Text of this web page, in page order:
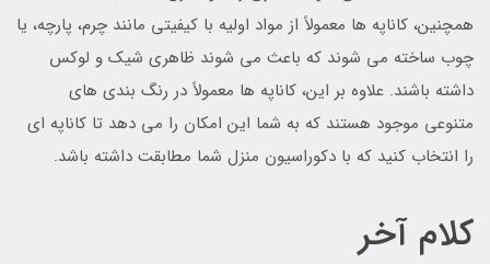
همچنین، کاناپه ها معمولاً از مواد اولیه با کیفیتی مانند چرم، پارچه، یا
چوب ساخته می شوند که باعث می شوند ظاهری شیک و لوکس
داشته باشند. علاوه بر این، کاناپه ها معمولاً در رنگ بندی های
متنوعی موجود هستند که به شما این امکان را می دهد تا کاناپه ای
را انتخاب کنید که با دکوراسیون منزل شما مطابقت داشته باشد.
کلام آخر